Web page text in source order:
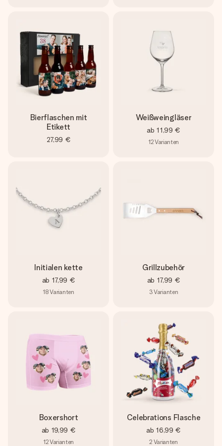
Bierflaschen mit
Etikett
27,99 €
Weißweingläser
ab 11,99 €
12Varianten
Initialen kette
ab 17,99 €
18Varianten
Grillzubehör
ab 17,99 €
3Varianten
Boxershort
ab 19,99 €
12Varianten
Celebrations Flasche
ab 16,99 €
2 Varianten